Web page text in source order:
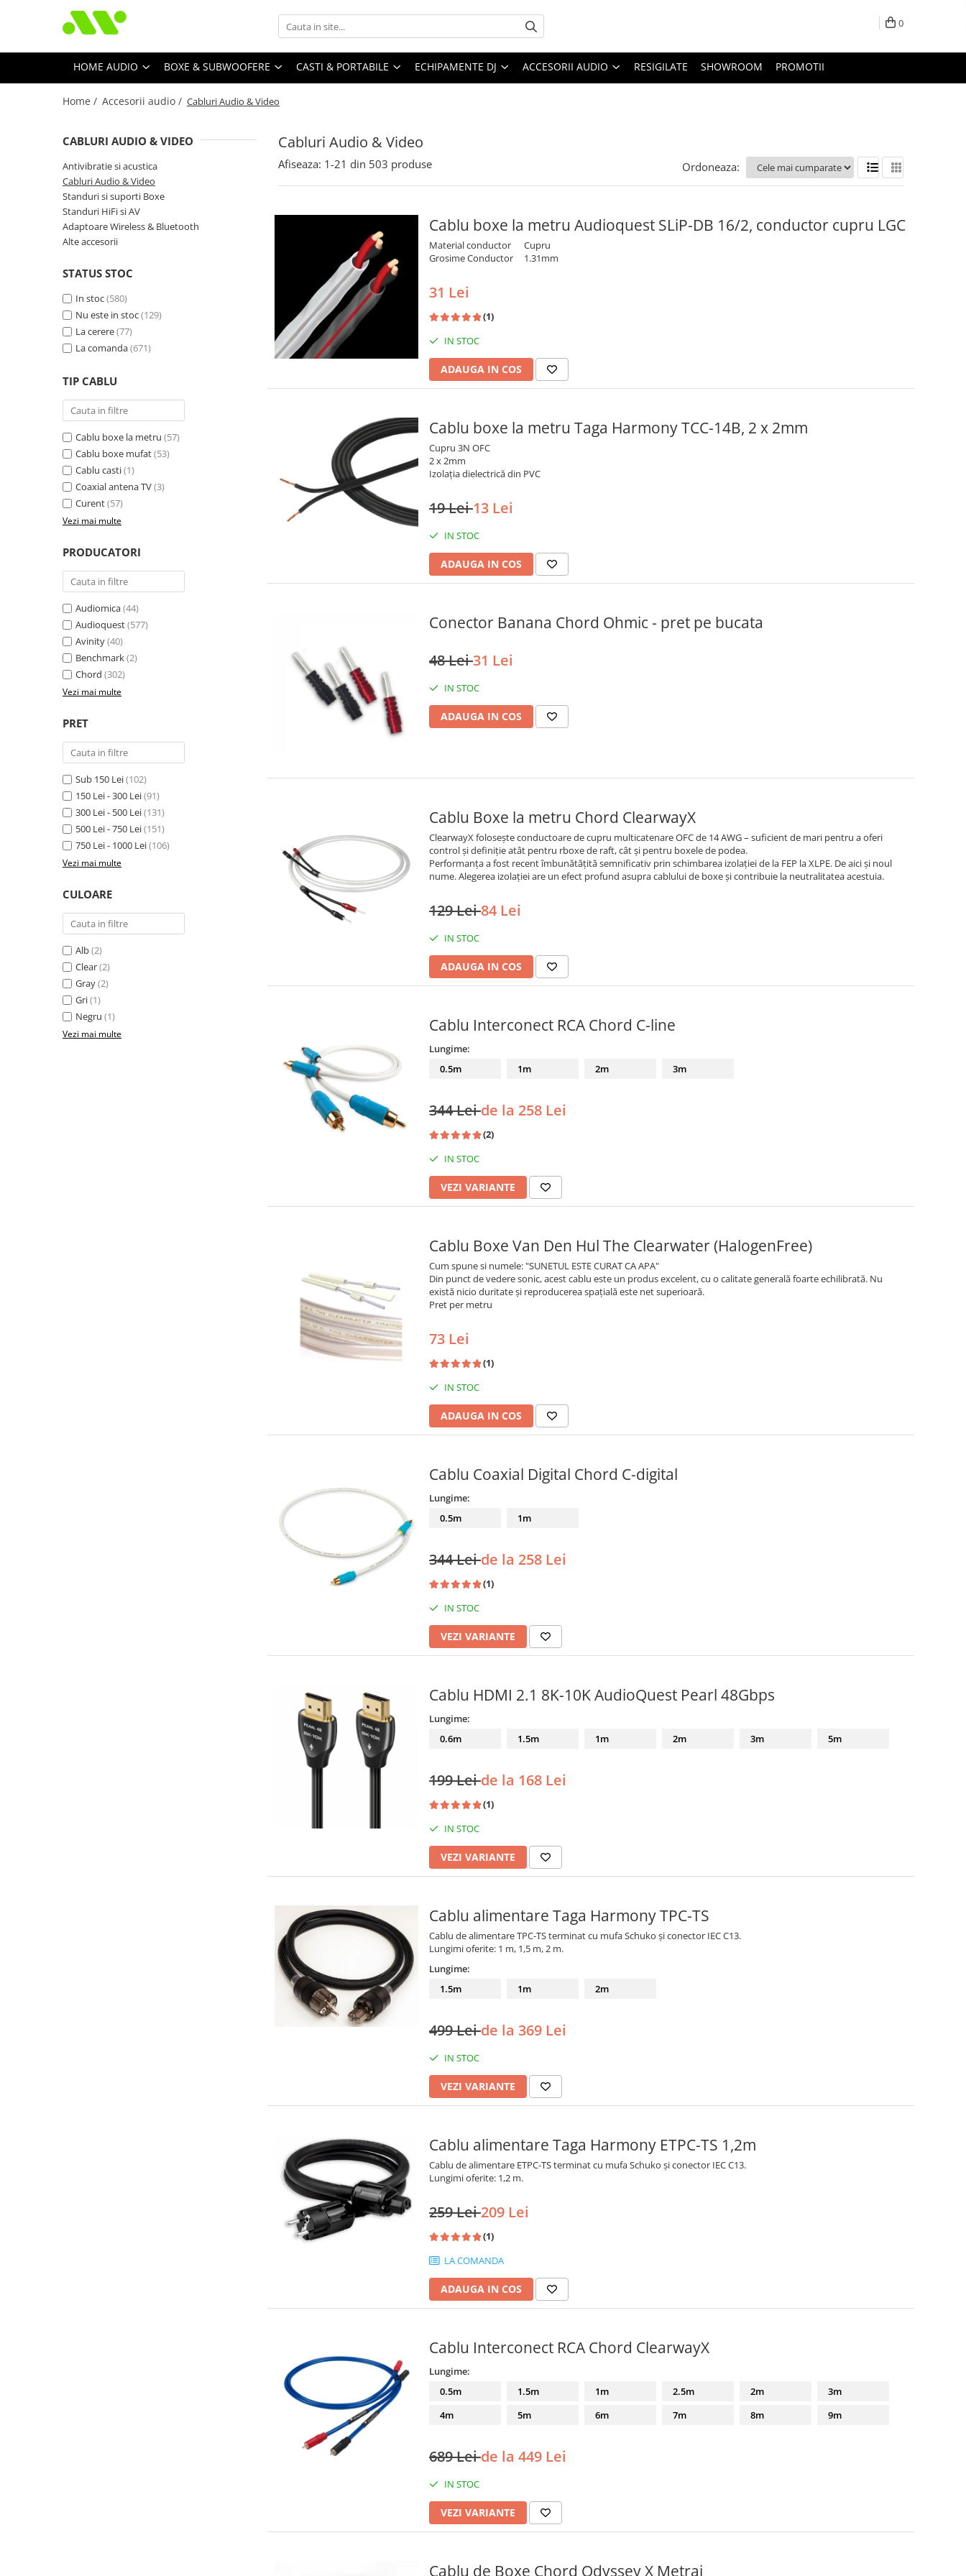
0
HOME AUDIO BOXE & SUBWOOFERE CASTI & PORTABILE ECHIPAMENTE DJ ACCESORII AUDIO RESIGILATE SHOWROOM PROMOTII
Home / Accesorii audio / Cabluri Audio & Video
Cabluri Audio & Video
CABLURI AUDIO & VIDEO
Antivibratie si acustica
Cabluri Audio & Video
Standuri si suporti Boxe
Standuri HiFi si AV
Adaptoare Wireless & Bluetooth
Alte accesorii
STATUS STOC
In stoc(580)
Nu este in stoc(129)
La cerere(77)
La comanda(671)
TIP CABLU
Cablu boxe la metru (57)
Cablu boxe mufat(53)
Cablu casti(1)
Coaxial antena TV(3)
Curent(57)
Vezi mai multe
PRODUCATORI
Audiomica(44)
Audioquest(577)
Avinity(40)
Benchmark(2)
Chord (302)
Vezi mai multe
PRET
Sub 150 Lei(102)
150 Lei - 300 Lei(91)
300 Lei - 500 Lei(131)
500 Lei - 750 Lei(151)
750 Lei - 1000 Lei(106)
Vezi mai multe
CULOARE
Alb(2)
Clear(2)
Gray(2)
Gri(1)
Negru (1)
Vezi mai multe
Afiseaza: 1-21 din 503 produse Ordoneaza:
Cablu boxe la metru Audioquest SLiP-DB 16/2, conductor cupru LGC
Material conductor
Cupru
Grosime Conductor 1.31mm
31 Lei
(1)
IN STOC
ADAUGA IN COS
Cablu boxe la metru Taga Harmony TCC-14B, 2 x 2mm
Cupru 3N OFC
2 x 2mm
Izolația dielectrică din PVC
19 Lei13 Lei
IN STOC
ADAUGA IN COS
Conector Banana Chord Ohmic - pret pe bucata
48 Lei31 Lei
IN STOC
ADAUGA IN COS
Cablu Boxe la metru Chord ClearwayX
ClearwayX folosește conductoare de cupru multicatenare OFC de 14 AWG – suficient de mari pentru a oferi
control și definiție atât pentru rboxe de raft, cât și pentru boxele de podea.
Performanța a fost recent îmbunătățită semnificativ prin schimbarea izolației de la FEP la XLPE. De aici și noul
nume. Alegerea izolației are un efect profund asupra cablului de boxe și contribuie la neutralitatea acestuia.
129 Lei84 Lei
IN STOC
ADAUGA IN COS
Cablu Interconect RCA Chord C-line
Lungime:
0.5m
1m 2m 3m
344 Leide la 258 Lei
(2)
IN STOC
VEZI VARIANTE
Cablu Boxe Van Den Hul The Clearwater (HalogenFree)
Cum spune si numele: "SUNETUL ESTE CURAT CA APA"
Din punct de vedere sonic, acest cablu este un produs excelent, cu o calitate generală foarte echilibrată. Nu
există nicio duritate și reproducerea spațială este net superioară.
Pret per metru
73 Lei
(1)
IN STOC
ADAUGA IN COS
Cablu Coaxial Digital Chord C-digital
Lungime:
0.5m
1m
344 Leide la 258 Lei
(1)
IN STOC
VEZI VARIANTE
Cablu HDMI 2.1 8K-10K AudioQuest Pearl 48Gbps
Lungime:
0.6m
1.5m 1m 2m 3m 5m
199 Leide la 168 Lei
(1)
IN STOC
VEZI VARIANTE
Cablu alimentare Taga Harmony TPC-TS
Cablu de alimentare TPC-TS terminat cu mufa Schuko și conector IEC C13.
Lungimi oferite: 1 m, 1,5 m, 2 m.
Lungime:
1.5m
1m 2m
499 Leide la 369 Lei
IN STOC
VEZI VARIANTE
Cablu alimentare Taga Harmony ETPC-TS 1,2m
Cablu de alimentare ETPC-TS terminat cu mufa Schuko și conector IEC C13.
Lungimi oferite: 1,2 m.
259 Lei209 Lei
(1)
LA COMANDA
ADAUGA IN COS
Cablu Interconect RCA Chord ClearwayX
Lungime:
0.5m
1.5m 1m 2.5m 2m
3m
4m
5m 6m 7m 8m 9m
689 Leide la 449 Lei
IN STOC
VEZI VARIANTE
Cablu de Boxe Chord Odyssey X Metraj